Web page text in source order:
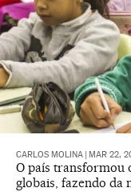
CARLOS MOLINA MAR 22,
O país transformou
globais, fazendo da